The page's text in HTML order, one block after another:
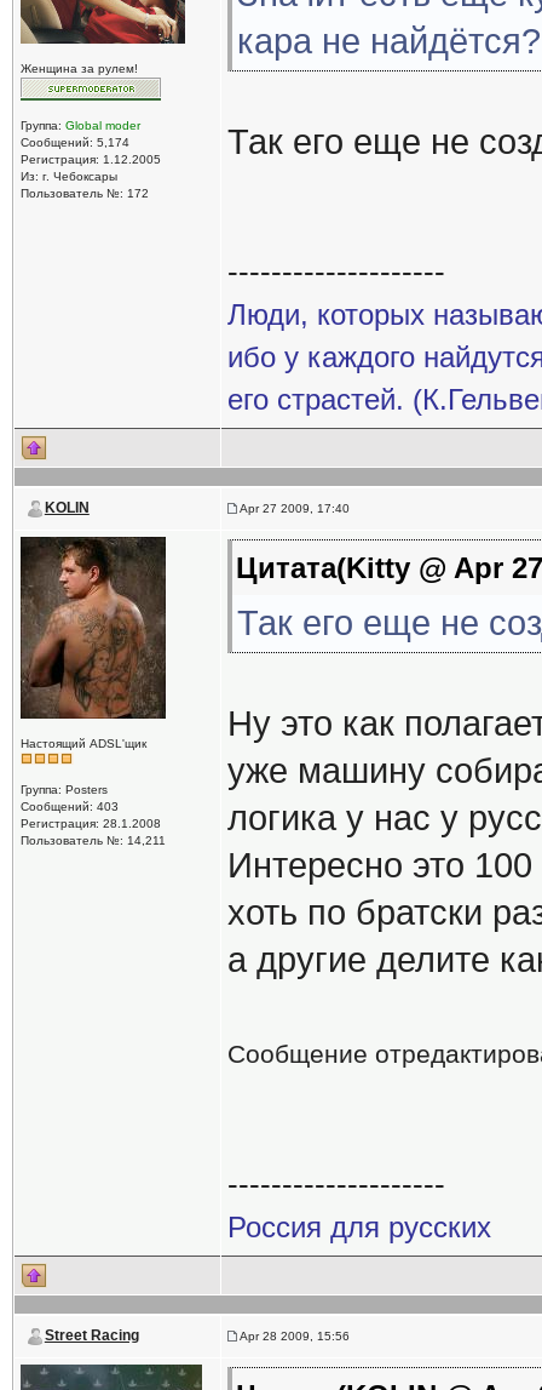
Женщина за рулем!
Группа: Global moder
Сообщений: 5,174
Регистрация: 1.12.2005
Из: г. Чебоксары
Пользователь №: 172
кара не найдётся?
Так его еще не
--------------------
Люди, которых
ибо у каждого
его страстей.
KOLIN Apr 27 2009, 17:40
Настоящий ADSL'щик
Группа: Posters
Сообщений: 403
Регистрация: 28.1.2008
Пользователь №: 14,211
Цитата(Kitty @ Apr
Так его еще не
Ну это как
уже машину
логика у нас у
Интересно это
хоть по братски
а другие делите
Сообщение
--------------------
Россия для русских
Street Racing Apr 28 2009, 15:56